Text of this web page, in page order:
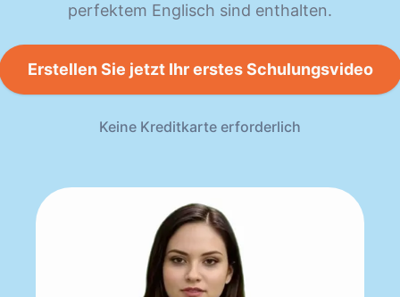
perfektem Englisch sind enthalten.
Erstellen Sie jetzt Ihr erstes Schulungsvideo
Keine Kreditkarte erforderlich